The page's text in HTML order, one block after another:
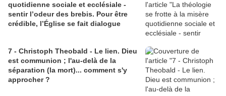
quotidienne sociale et ecclésiale -
sentir l’odeur des brebis. Pour être
crédible, l’Église se fait dialogue
7 - Christoph Theobald - Le lien. Dieu
est communion ; l'au-delà de la
séparation (la mort)... comment s'y
approcher ?